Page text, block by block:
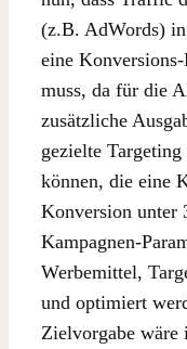
(z.B. AdWords)
eine
muss, da für die
zusätzliche
gezielte
können, die eine
Konversion unter
Kampagnen-
Werbemittel,
und optimiert
Zielvorgabe wäre